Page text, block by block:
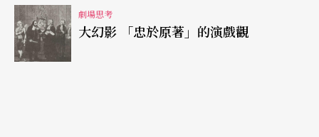
段是要使事物陌生起來，使形式有阻拒性，以便擴
大感知的困難和時間，因爲在藝術裡，感知過程是
以自我爲主，而一定是要延長的；藝術是重新體會
劇場思考
大幻影 「忠於原著」的演戲觀